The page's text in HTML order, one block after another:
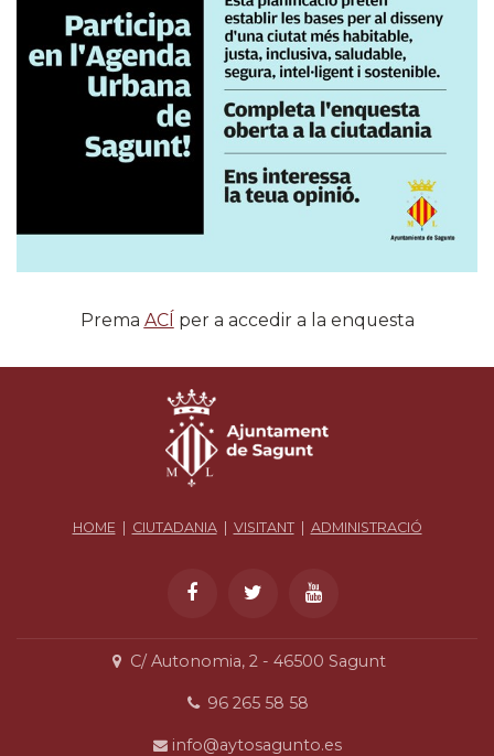
Prema ACÍ per a accedir a la enquesta
HOME | CIUTADANIA| VISITANT| ADMINISTRACIÓ
C/ Autonomia, 2 - 46500 Sagunt
96 265 58 58
info@aytosagunto.es